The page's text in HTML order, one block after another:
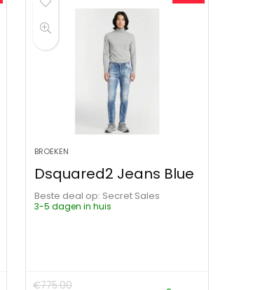
BROEKEN
Dsquared2 Jeans Blue
Beste deal op:
Secret Sales
3-5 dagen in huis
€775.00